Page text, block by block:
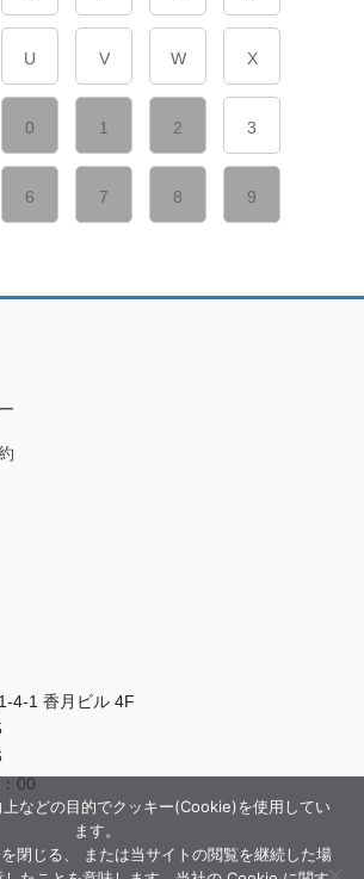
U V W X
0 1 2 3
6 7 8 9
4-1 香月ビル 4F
00
などの目的でクッキー(Cookie)を使用してい
ます。
閉じる、 または当サイトの閲覧を継続した場